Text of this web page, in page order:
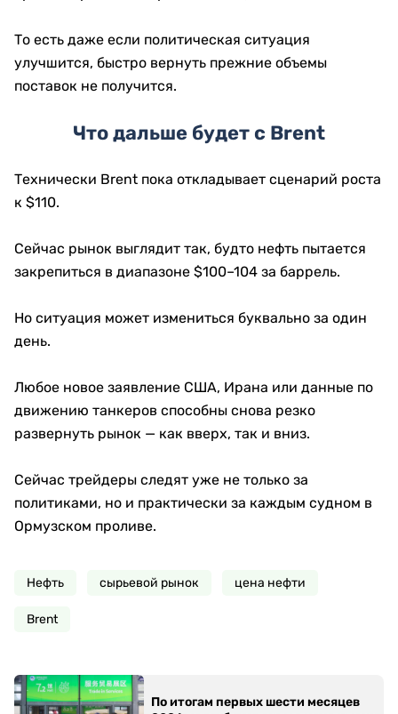
То есть даже если политическая ситуация
улучшится, быстро вернуть прежние объемы
поставок не получится.
Что дальше будет с Brent
Технически Brent пока откладывает сценарий роста
к $110.
Сейчас рынок выглядит так, будто нефть пытается
закрепиться в диапазоне $100–104 за баррель.
Но ситуация может измениться буквально за один
день.
Любое новое заявление США, Ирана или данные по
движению танкеров способны снова резко
развернуть рынок — как вверх, так и вниз.
Сейчас трейдеры следят уже не только за
политиками, но и практически за каждым судном в
Ормузском проливе.
Нефть сырьевой рынок цена нефти
Brent
По итогам первых шести месяцев